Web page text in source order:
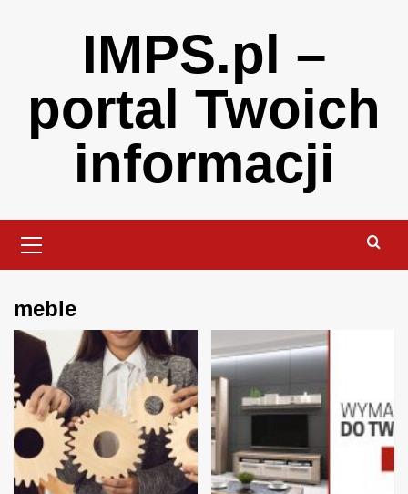
IMPS.pl –
portal Twoich
informacji
Menu
meble